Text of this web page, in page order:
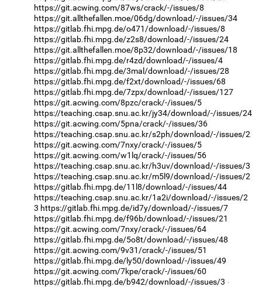
https://git.acwing.com/87ws/crack/-/issues/8
https://git.allthefallen.moe/06dg/download/-/issues/34
https://gitlab.fhi.mpg.de/o471/download/-/issues/8
https://gitlab.fhi.mpg.de/z2s8/download/-/issues/24
https://git.allthefallen.moe/8p32/download/-/issues/18
https://gitlab.fhi.mpg.de/r4zd/download/-/issues/4
https://gitlab.fhi.mpg.de/3mal/download/-/issues/28
https://gitlab.fhi.mpg.de/f2xt/download/-/issues/68
https://gitlab.fhi.mpg.de/7zpx/download/-/issues/127
https://git.acwing.com/8pzc/crack/-/issues/5
https://teaching.csap.snu.ac.kr/jy34/download/-/issues/24
https://git.acwing.com/5pna/crack/-/issues/36
https://teaching.csap.snu.ac.kr/s2ph/download/-/issues/2
https://git.acwing.com/7nxy/crack/-/issues/5
https://git.acwing.com/w1lq/crack/-/issues/56
https://teaching.csap.snu.ac.kr/h3uv/download/-/issues/3
https://teaching.csap.snu.ac.kr/m5l9/download/-/issues/2
https://gitlab.fhi.mpg.de/11l8/download/-/issues/44
https://teaching.csap.snu.ac.kr/1a2i/download/-/issues/2
3 https://gitlab.fhi.mpg.de/id7y/download/-/issues/7
https://gitlab.fhi.mpg.de/f96b/download/-/issues/21
https://git.acwing.com/7nxy/crack/-/issues/64
https://gitlab.fhi.mpg.de/5o8t/download/-/issues/48
https://git.acwing.com/9v31/crack/-/issues/51
https://gitlab.fhi.mpg.de/ly50/download/-/issues/49
https://git.acwing.com/7kpe/crack/-/issues/60
https://gitlab.fhi.mpg.de/b942/download/-/issues/3